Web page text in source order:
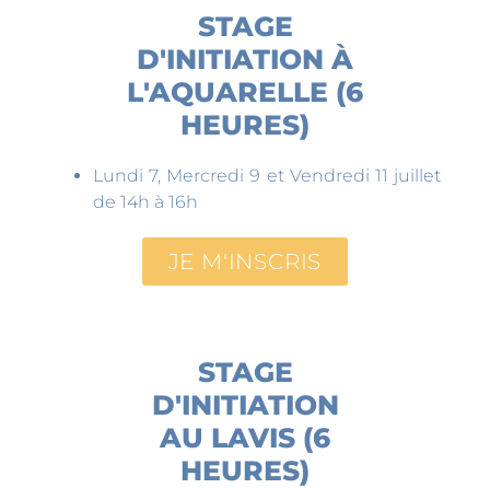
STAGE
D'INITIATION À
L'AQUARELLE (6
HEURES)
Lundi 7, Mercredi 9 et Vendredi 11 juillet
de 14h à 16h
JE M'INSCRIS
STAGE
D'INITIATION
AU LAVIS (6
HEURES)